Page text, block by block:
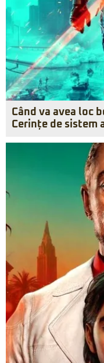
Când va avea loc
Cerințe de sistem